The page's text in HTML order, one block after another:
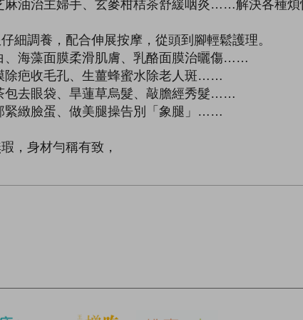
油治主婦手、玄麥柑桔茶舒緩咽炎……解決各種煩
細調養，配合伸展按摩，從頭到腳輕鬆護理。
海藻面膜柔滑肌膚、乳酪面膜治曬傷……
除疤收毛孔、生薑蜂蜜水除老人斑……
包去眼袋、旱蓮草烏髮、敲膽經秀髮……
緊緻臉蛋、做美腿操告別「象腿」……
，身材勻稱有致，